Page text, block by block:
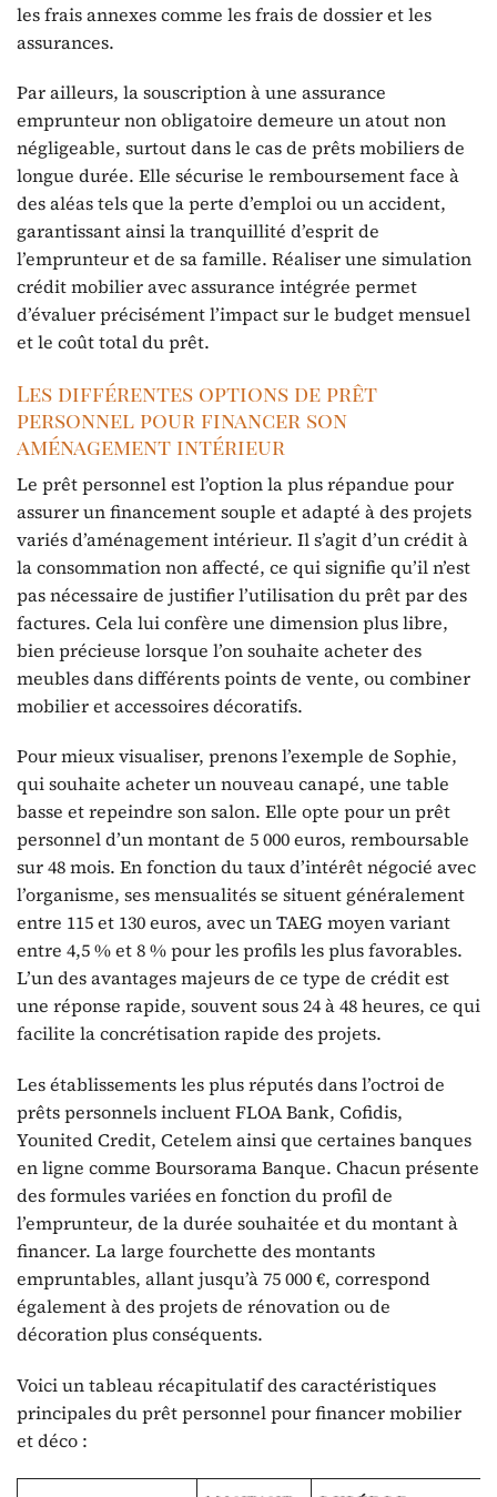
les frais annexes comme les frais de dossier et les
assurances.
Par ailleurs, la souscription à une assurance
emprunteur non obligatoire demeure un atout non
négligeable, surtout dans le cas de prêts mobiliers de
longue durée. Elle sécurise le remboursement face à
des aléas tels que la perte d’emploi ou un accident,
garantissant ainsi la tranquillité d’esprit de
l’emprunteur et de sa famille. Réaliser une simulation
crédit mobilier avec assurance intégrée permet
d’évaluer précisément l’impact sur le budget mensuel
et le coût total du prêt.
Les différentes options de prêt
personnel pour financer son
aménagement intérieur
Le prêt personnel est l’option la plus répandue pour
assurer un financement souple et adapté à des projets
variés d’aménagement intérieur. Il s’agit d’un crédit à
la consommation non affecté, ce qui signifie qu’il n’est
pas nécessaire de justifier l’utilisation du prêt par des
factures. Cela lui confère une dimension plus libre,
bien précieuse lorsque l’on souhaite acheter des
meubles dans différents points de vente, ou combiner
mobilier et accessoires décoratifs.
Pour mieux visualiser, prenons l’exemple de Sophie,
qui souhaite acheter un nouveau canapé, une table
basse et repeindre son salon. Elle opte pour un prêt
personnel d’un montant de 5 000 euros, remboursable
sur 48 mois. En fonction du taux d’intérêt négocié avec
l’organisme, ses mensualités se situent généralement
entre 115 et 130 euros, avec un TAEG moyen variant
entre 4,5 % et 8 % pour les profils les plus favorables.
L’un des avantages majeurs de ce type de crédit est
une réponse rapide, souvent sous 24 à 48 heures, ce qui
facilite la concrétisation rapide des projets.
Les établissements les plus réputés dans l’octroi de
prêts personnels incluent FLOA Bank, Cofidis,
Younited Credit, Cetelem ainsi que certaines banques
en ligne comme Boursorama Banque. Chacun présente
des formules variées en fonction du profil de
l’emprunteur, de la durée souhaitée et du montant à
financer. La large fourchette des montants
empruntables, allant jusqu’à 75 000 €, correspond
également à des projets de rénovation ou de
décoration plus conséquents.
Voici un tableau récapitulatif des caractéristiques
principales du prêt personnel pour financer mobilier
et déco :